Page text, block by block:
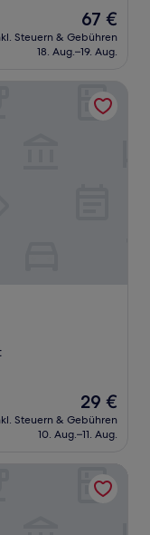
Der
Preis
beträgt
67 €
Steuern & Gebühren
18. Aug.–19. Aug.
Der
Preis
beträgt
29 €
Steuern & Gebühren
10. Aug.–11. Aug.